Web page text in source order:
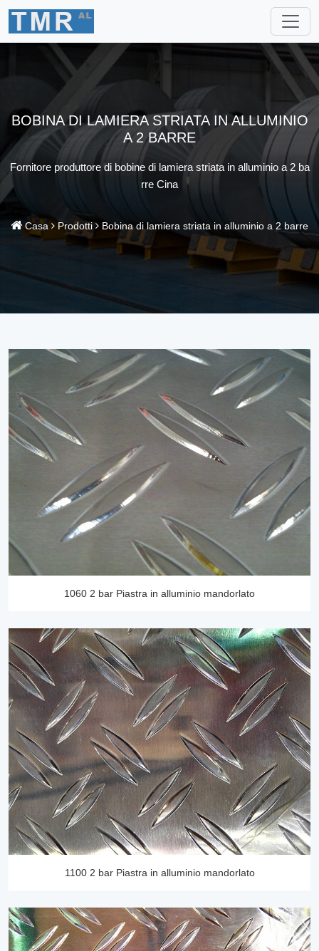
BOBINA DI LAMIERA STRIATA IN ALLUMINIO
A 2 BARRE
Fornitore produttore di bobine di lamiera striata in alluminio a 2 ba
rre Cina
Casa Prodotti Bobina di lamiera striata in alluminio a 2 barre
1060 2 bar Piastra in alluminio mandorlato
1100 2 bar Piastra in alluminio mandorlato